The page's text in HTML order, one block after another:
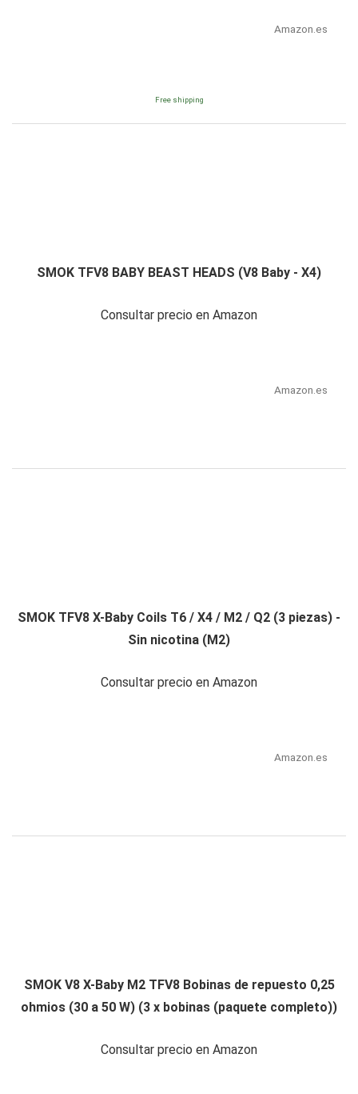
Amazon.es
Free shipping
SMOK TFV8 BABY BEAST HEADS (V8 Baby - X4)
Consultar precio en Amazon
Amazon.es
SMOK TFV8 X-Baby Coils T6 / X4 / M2 / Q2 (3 piezas) -
Sin nicotina (M2)
Consultar precio en Amazon
Amazon.es
SMOK V8 X-Baby M2 TFV8 Bobinas de repuesto 0,25
ohmios (30 a 50 W) (3 x bobinas (paquete completo))
Consultar precio en Amazon